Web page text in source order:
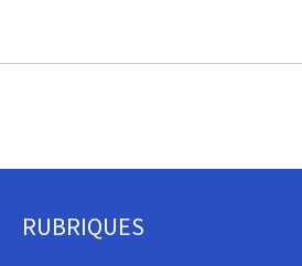
Pied
RUBRIQUES